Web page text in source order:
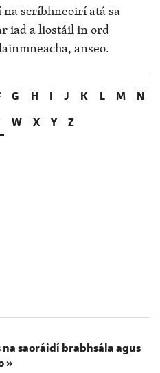
scríbhneoirí atá sa
iad a liostáil in ord
anseo.
G H I J K L M
N
W X Y Z
saoráidí brabhsála agus
»